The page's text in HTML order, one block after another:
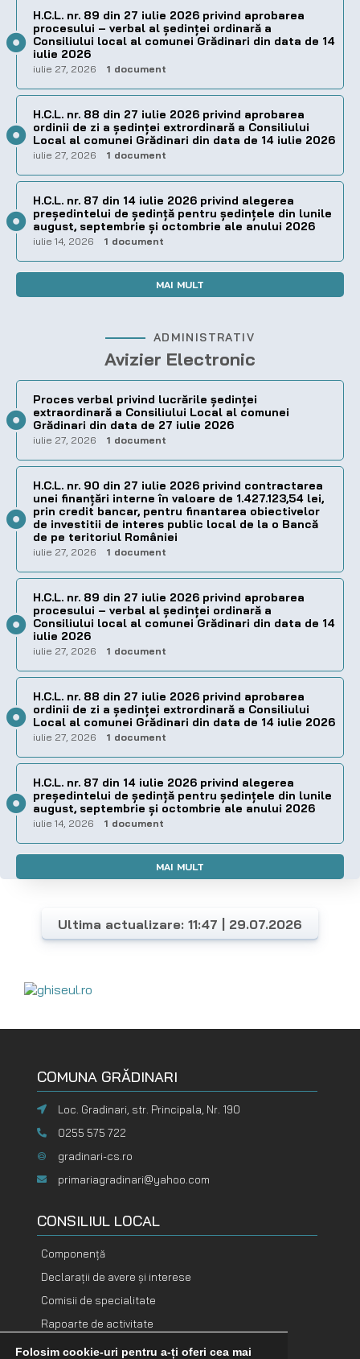
H.C.L. nr. 89 din 27 iulie 2026 privind aprobarea
procesului – verbal al şedinţei ordinară a
Consiliului local al comunei Grădinari din data de 14
iulie 2026
iulie 27, 2026 1 document
H.C.L. nr. 88 din 27 iulie 2026 privind aprobarea
ordinii de zi a şedinţei extrordinară a Consiliului
Local al comunei Grădinari din data de 14 iulie 2026
iulie 27, 2026 1 document
H.C.L. nr. 87 din 14 iulie 2026 privind alegerea
preşedintelui de şedinţă pentru ședințele din lunile
august, septembrie și octombrie ale anului 2026
iulie 14, 2026 1 document
MAI MULT
ADMINISTRATIV
Avizier Electronic
Proces verbal privind lucrările ședinței
extraordinară a Consiliului Local al comunei
Grădinari din data de 27 iulie 2026
iulie 27, 2026 1 document
H.C.L. nr. 90 din 27 iulie 2026 privind contractarea
unei finanțări interne în valoare de 1.427.123,54 lei,
prin credit bancar, pentru finantarea obiectivelor
de investitii de interes public local de la o Bancă
de pe teritoriul României
iulie 27, 2026 1 document
H.C.L. nr. 89 din 27 iulie 2026 privind aprobarea
procesului – verbal al şedinţei ordinară a
Consiliului local al comunei Grădinari din data de 14
iulie 2026
iulie 27, 2026 1 document
H.C.L. nr. 88 din 27 iulie 2026 privind aprobarea
ordinii de zi a şedinţei extrordinară a Consiliului
Local al comunei Grădinari din data de 14 iulie 2026
iulie 27, 2026 1 document
H.C.L. nr. 87 din 14 iulie 2026 privind alegerea
preşedintelui de şedinţă pentru ședințele din lunile
august, septembrie și octombrie ale anului 2026
iulie 14, 2026 1 document
MAI MULT
Ultima actualizare: 11:47 | 29.07.2026
COMUNA GRĂDINARI
Loc. Gradinari, str. Principala, Nr. 190
0255 575 722
gradinari-cs.ro
primariagradinari@yahoo.com
CONSILIUL LOCAL
Componență
Declarații de avere și interese
Comisii de specialitate
Rapoarte de activitate
Folosim cookie-uri pentru a-ți oferi cea mai